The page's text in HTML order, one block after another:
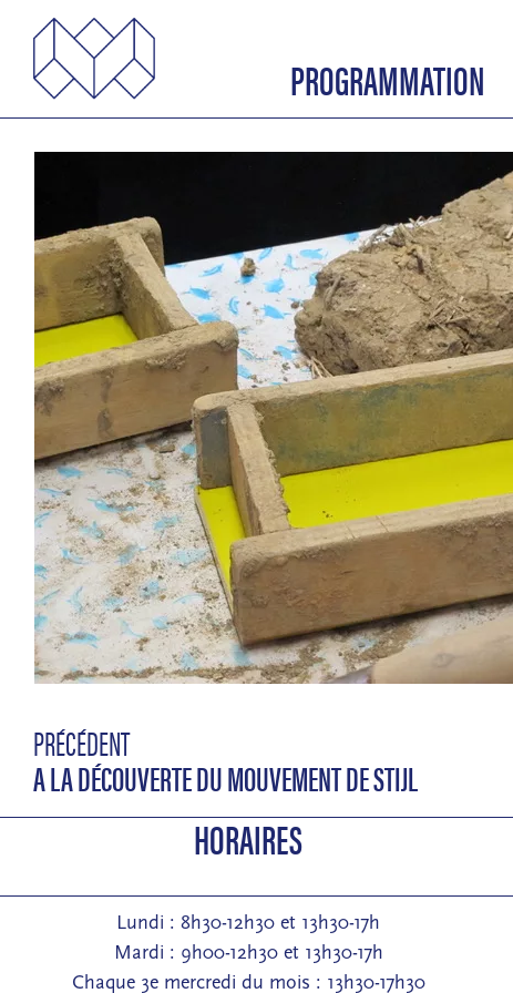
PROGRAMMATION
PRÉCÉDENT
A LA DÉCOUVERTE DU MOUVEMENT DE STIJL
HORAIRES
Lundi : 8h30-12h30 et 13h30-17h
Mardi : 9h00-12h30 et 13h30-17h
Chaque 3e mercredi du mois : 13h30-17h30